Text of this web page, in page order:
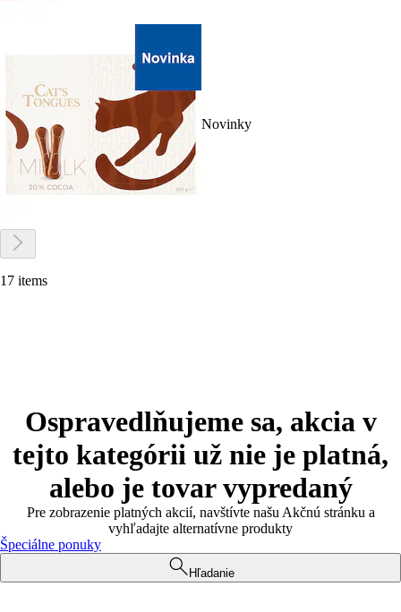
Novinky
17 items
Ospravedlňujeme sa, akcia v
tejto kategórii už nie je platná,
alebo je tovar vypredaný
Pre zobrazenie platných akcií, navštívte našu Akčnú stránku a
vyhľadajte alternatívne produkty
Špeciálne ponuky
Hľadanie